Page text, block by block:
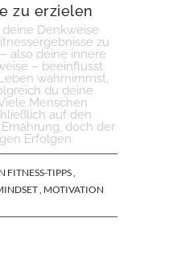
zu erzielen
Denkweise
zu
also deine innere
– beeinflusst
wahrnimmst,
du deine
Menschen
auf den
doch der
Erfolgen
FITNESS-TIPPS,
, MOTIVATION